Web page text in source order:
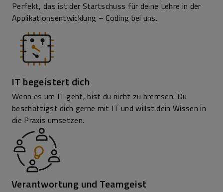
Perfekt, das ist der Startschuss für deine Lehre in der
Applikationsentwicklung – Coding bei uns.
IT begeistert dich
Wenn es um IT geht, bist du nicht zu bremsen. Du
beschäftigst dich gerne mit IT und willst dein Wissen in
die Praxis umsetzen.
Verantwortung und Teamgeist